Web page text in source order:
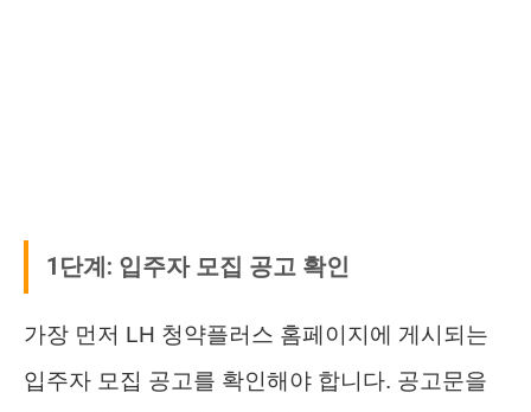
1단계: 입주자 모집 공고 확인
가장 먼저 LH 청약플러스 홈페이지에 게시되는
입주자 모집 공고를 확인해야 합니다. 공고문을